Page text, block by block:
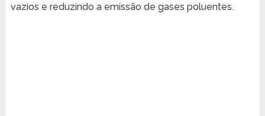
vazios e reduzindo a emissão de gases poluentes.